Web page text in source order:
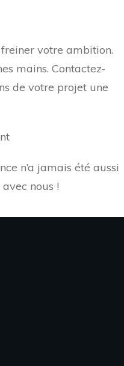
votre ambition.
mains. Contactez-
de votre projet une
n’a jamais été aussi
nous !